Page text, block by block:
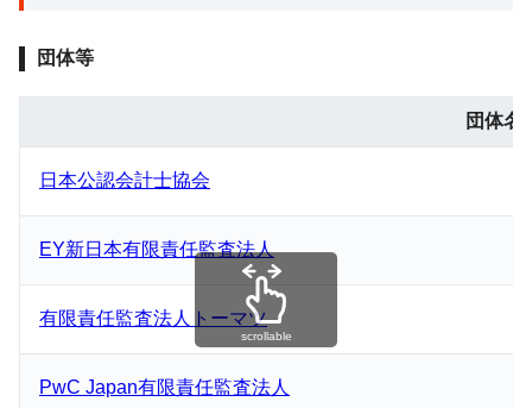
団体等
団体名
日本公認会計士協会
EY新日本有限責任監査法人
有限責任監査法人トーマツ
PwC Japan有限責任監査法人
scrollable